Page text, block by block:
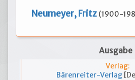
Neumeyer, Fritz (1900-
Ausgabe
Verlag:
Bärenreiter-Verlag